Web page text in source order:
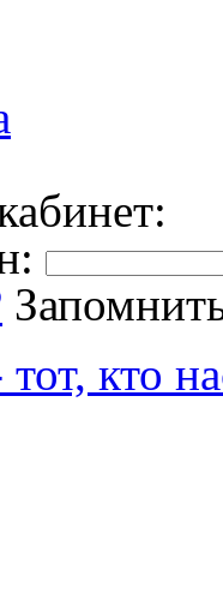
кто